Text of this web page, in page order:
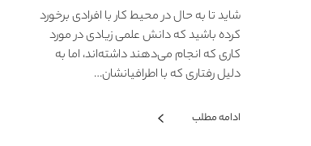
شاید تا به حال در محیط کار با افرادی برخورد
کرده باشید که دانش علمی زیادی در مورد
کاری که انجام می‌دهند داشته‌اند، اما به
دلیل رفتاری که با اطرافیانشان…
ادامه مطلب